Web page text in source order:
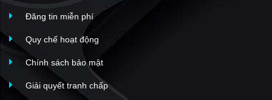
Đăng tin miễn phí
Quy chế hoạt động
Chính sách bảo mật
Giải quyết tranh chấp